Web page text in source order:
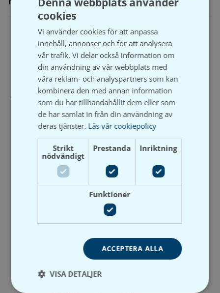
Skruvstift M8 FZB
Artikelnummer: P1904108050
Lev. artikelnummer/RSK-
Swebolt
Artikelnummer:
Lev. artikelnummer/RSK-
6 varianter
cookies
Vi använder cookies för att anpassa
innehåll, annonser och för att analysera
vår trafik. Vi delar också information om
din användning av vår webbplats med
våra reklam- och analyspartners som kan
kombinera den med annan information
som du har tillhandahållit dem eller som
de har samlat in från din användning av
deras tjänster. Läs vår cookiepolicy
Strikt
nödvändigt
Prestanda Inriktning
Funktioner
ACCEPTERA ALLA
VISA DETALJER